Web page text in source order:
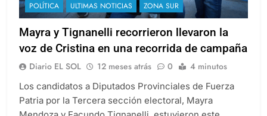
POLÍTICA ULTIMAS NOTICIAS ZONA SUR
Mayra y Tignanelli recorrieron llevaron la
voz de Cristina en una recorrida de campaña
Diario EL SOL 12 meses atrás 0 4 minutos
Los candidatos a Diputados Provinciales de Fuerza
Patria por la Tercera sección electoral, Mayra